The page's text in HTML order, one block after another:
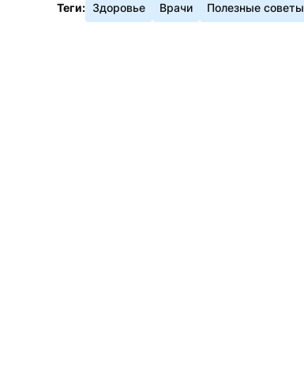
Теги: Здоровье Врачи Полезные советы